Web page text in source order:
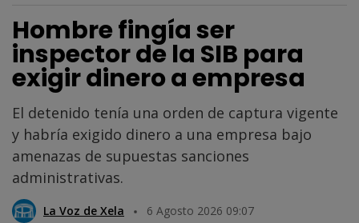
Hombre fingía ser
inspector de la SIB para
exigir dinero a empresa
El detenido tenía una orden de captura vigente
y habría exigido dinero a una empresa bajo
amenazas de supuestas sanciones
administrativas.
La Voz de Xela 6 Agosto 2026 09:07